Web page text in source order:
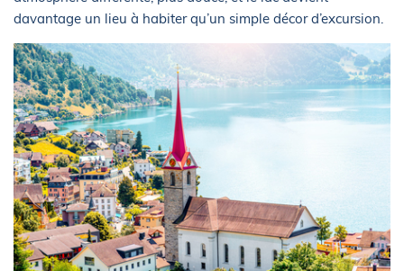
davantage un lieu à habiter qu’un simple décor d’excursion.